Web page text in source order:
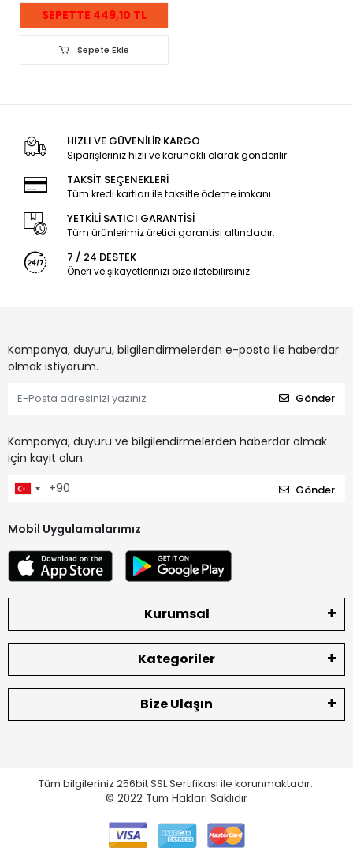
SEPETTE 449,10 TL
Sepete Ekle
HIZLI VE GÜVENİLİR KARGO
Siparişleriniz hızlı ve korunaklı olarak gönderilir.
TAKSİT SEÇENEKLERİ
Tüm kredi kartları ile taksitle ödeme imkanı.
YETKİLİ SATICI GARANTİSİ
Tüm ürünlerimiz üretici garantisi altındadır.
7 / 24 DESTEK
Öneri ve şikayetlerinizi bize iletebilirsiniz.
Kampanya, duyuru, bilgilendirmelerden e-posta ile haberdar
olmak istiyorum.
Gönder
Kampanya, duyuru ve bilgilendirmelerden haberdar olmak
için kayıt olun.
Gönder
Mobil Uygulamalarımız
Kurumsal
Kategoriler
Bize Ulaşın
Tüm bilgileriniz 256bit SSL Sertifikası ile korunmaktadır.
© 2022 Tüm Hakları Saklıdır